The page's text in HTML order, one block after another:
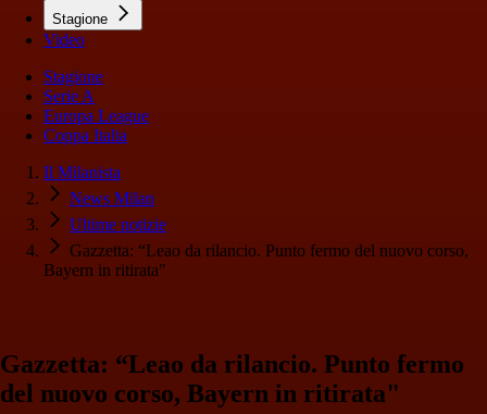
Stagione
Video
Stagione
Serie A
Europa League
Coppa Italia
Il Milanista
News Milan
Ultime notizie
Gazzetta: “Leao da rilancio. Punto fermo del nuovo corso,
Bayern in ritirata"
Gazzetta: “Leao da rilancio. Punto fermo
del nuovo corso, Bayern in ritirata"